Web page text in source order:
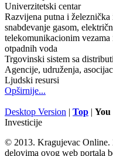
Univerzitetski centar
Razvijena putna i
snabdevanje gasom,
telekomunikacionim vezama
otpadnih voda
Trgovinski sistem sa
Agencije, udruženja,
Ljudski resursi
Opširnije...
Desktop Version | Top | You
Investicije
© 2013. Kragujevac Online.
delovima ovog web portala